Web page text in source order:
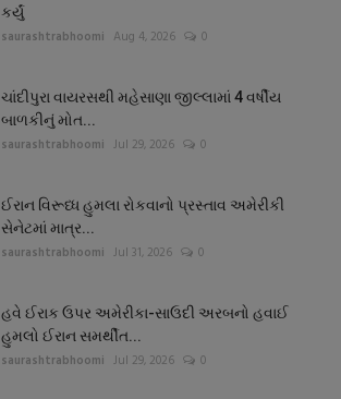
કર્યું
saurashtrabhoomi Aug 4, 2026 0
ચાંદીપુરા વાયરસથી મહેસાણા જીલ્લામાં 4 વર્ષીય
બાળકીનું મોત...
saurashtrabhoomi Jul 29, 2026 0
ઈરાન વિરૂધ્ધ હુમલા રોકવાનો પ્રસ્તાવ અમેરીકી
સેનેટમાં માત્ર...
saurashtrabhoomi Jul 31, 2026 0
હવે ઈરાક ઉપર અમેરીકા-સાઉદી અરબનો હવાઈ
હુમલો ઈરાન સમર્થીત...
saurashtrabhoomi Jul 29, 2026 0